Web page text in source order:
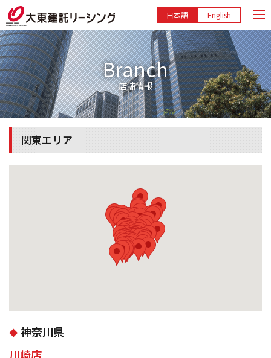
English
日本語
Branch
店舗情報
関東エリア
神奈川県
川崎店